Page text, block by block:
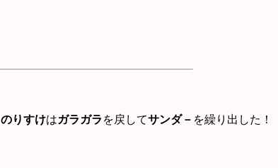
のりすけはガラガラ を戻してサンダ－ を繰り出した！